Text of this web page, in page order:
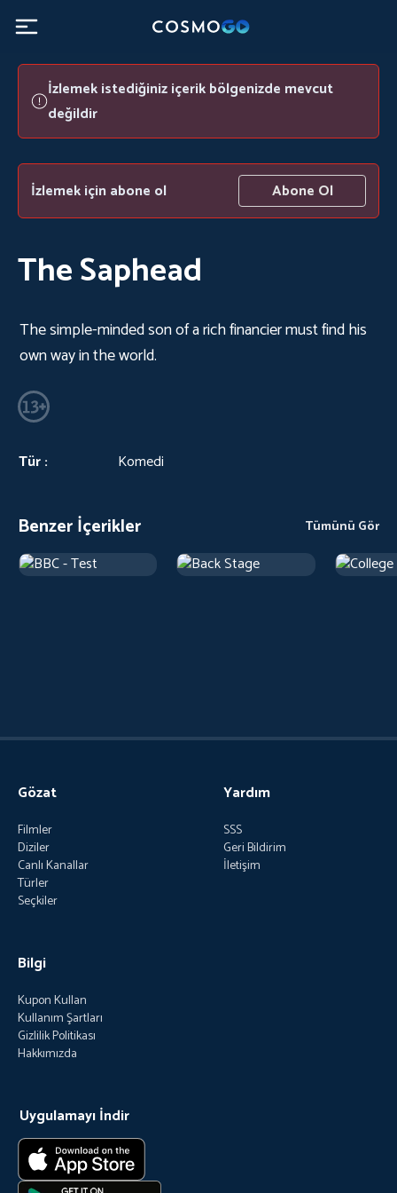
İzlemek istediğiniz içerik bölgenizde mevcut
değildir
İzlemek için abone ol Abone Ol
The Saphead
The simple-minded son of a rich financier must find his
own way in the world.
Tür : Komedi
Benzer İçerikler Tümünü Gör
Gözat
Filmler
Diziler
Canlı Kanallar
Türler
Seçkiler
Yardım
SSS
Geri Bildirim
İletişim
Bilgi
Kupon Kullan
Kullanım Şartları
Gizlilik Politikası
Hakkımızda
Uygulamayı İndir